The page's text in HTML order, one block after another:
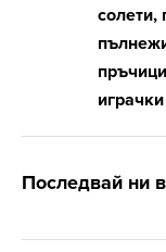
солети,
Последвай ни в